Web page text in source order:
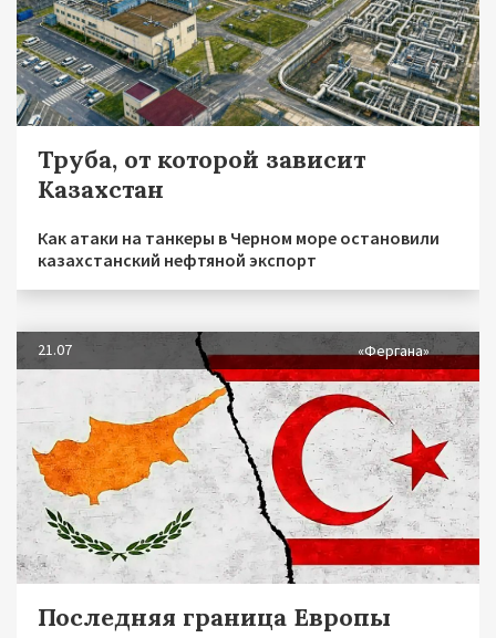
Труба, от которой зависит
Казахстан
Как атаки на танкеры в Черном море остановили
казахстанский нефтяной экспорт
21.07 «Фергана»
Последняя граница Европы